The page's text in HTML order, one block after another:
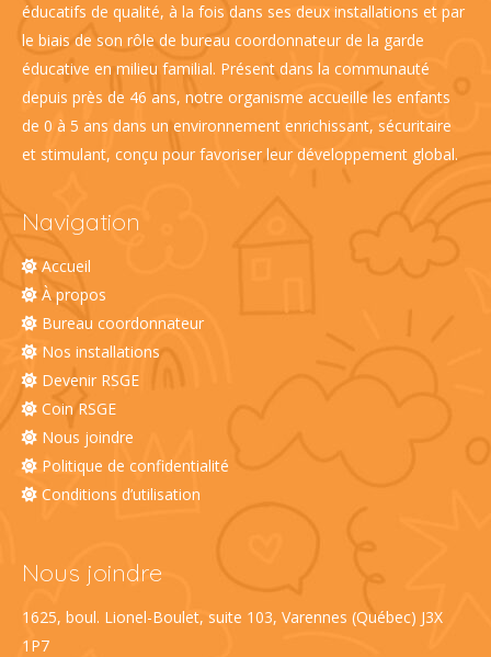
éducatifs de qualité, à la fois dans ses deux installations et par
le biais de son rôle de bureau coordonnateur de la garde
éducative en milieu familial. Présent dans la communauté
depuis près de 46 ans, notre organisme accueille les enfants
de 0 à 5 ans dans un environnement enrichissant, sécuritaire
et stimulant, conçu pour favoriser leur développement global.
Navigation
Accueil
À propos
Bureau coordonnateur
Nos installations
Devenir RSGE
Coin RSGE
Nous joindre
Politique de confidentialité
Conditions d’utilisation
Nous joindre
1625, boul. Lionel-Boulet, suite 103, Varennes (Québec) J3X
1P7